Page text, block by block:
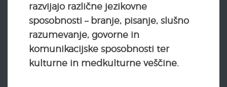
razvijajo različne jezikovne
sposobnosti – branje, pisanje, slušno
razumevanje, govorne in
komunikacijske sposobnosti ter
kulturne in medkulturne veščine.